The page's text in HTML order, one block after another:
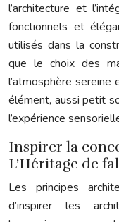
l’architecture et
fonctionnels et
utilisés dans la
que le choix des
l’atmosphère sereine
élément, aussi petit
l’expérience
Inspirer la
L’Héritage de
Les principes
d’inspirer les